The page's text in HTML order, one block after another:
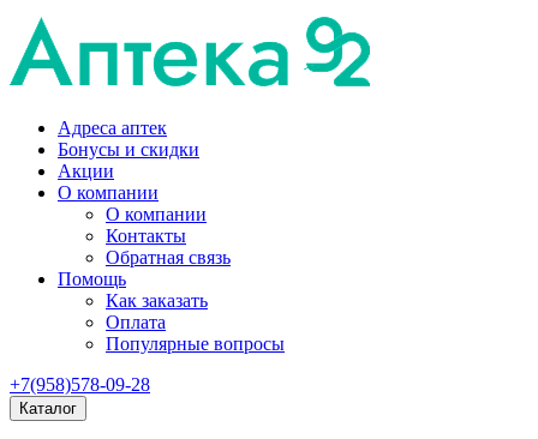
Адреса аптек
Бонусы и скидки
Акции
О компании
О компании
Контакты
Обратная связь
Помощь
Как заказать
Оплата
Популярные вопросы
+7(958)578-09-28
Каталог